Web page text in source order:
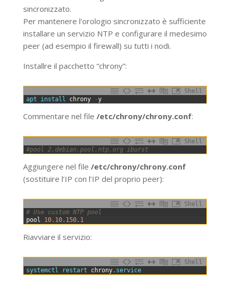
sincronizzato.
Per mantenere l’orologio sincronizzato è sufficiente
installare un servizio NTP e configurare il medesimo
peer (ad esempio il firewall) su tutti i nodi.
Installre il pacchetto “chrony”:
Shell
apt install chrony -y
Commentare nel file /etc/chrony/chrony.conf:
Shell
#pool 2.debian.pool.ntp.org iburst
Aggiungere nel file /etc/chrony/chrony.conf
(sostituire l’IP con l’IP del proprio peer):
Shell
# Use custom NTP pool
pool
10.10.150.1
Riavviare il servizio:
Shell
systemctl restart chrony.service